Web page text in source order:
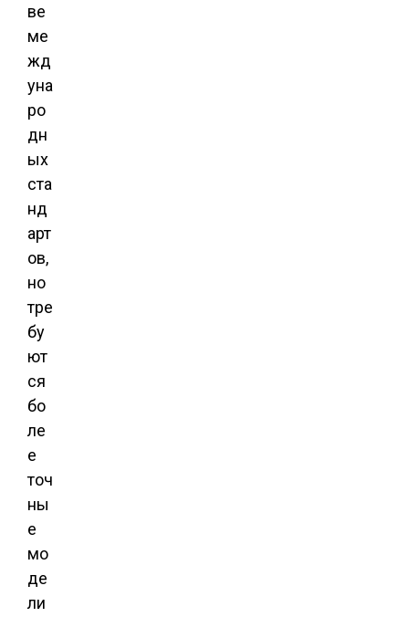
ве
ме
жд
уна
ро
дн
ых
ста
нд
арт
ов,
но
тре
бу
ют
ся
бо
ле
е
точ
ны
е
мо
де
ли